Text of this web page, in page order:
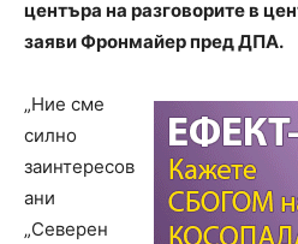
центъра на разговорите в
заяви Фронмайер пред ДПА.
„Ние сме
силно
заинтересов
ани
„Северен